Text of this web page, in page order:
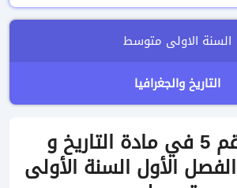
السنة الاولى متوسط
التاريخ والجغرافيا
الإختبار رقم 5 في مادة التاريخ و
الأول السنة الأولى